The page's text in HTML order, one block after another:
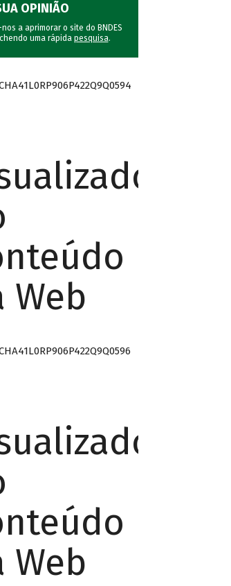
OPINIÃO
a aprimorar o site do BNDES
uma rápida pesquisa.
Web
Web